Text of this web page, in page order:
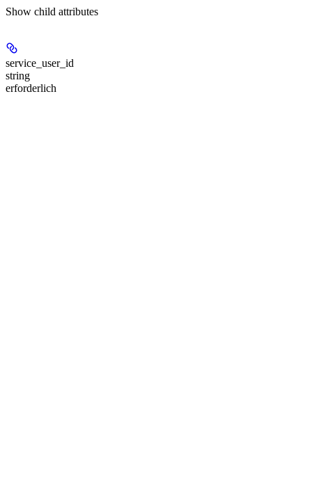
Show child attributes
service_user_id
string
erforderlich